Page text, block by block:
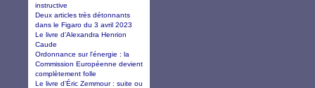
instructive
Deux articles très détonnants
dans le Figaro du 3 avril 2023
Le livre d’Alexandra Henrion
Caude
Ordonnance sur l'énergie : la
Commission Européenne devient
complètement folle
Le livre d’Éric Zemmour : suite ou